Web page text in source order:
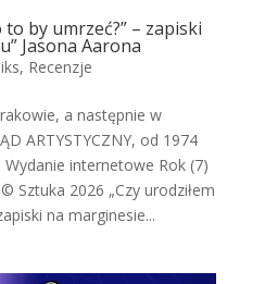
to by umrzeć?” – zapiski
Jasona Aarona
, Recenzje
a następnie w
ARTYSTYCZNY, od 1974
Wydanie internetowe Rok (7)
Sztuka 2026 „Czy urodziłem
na marginesie...